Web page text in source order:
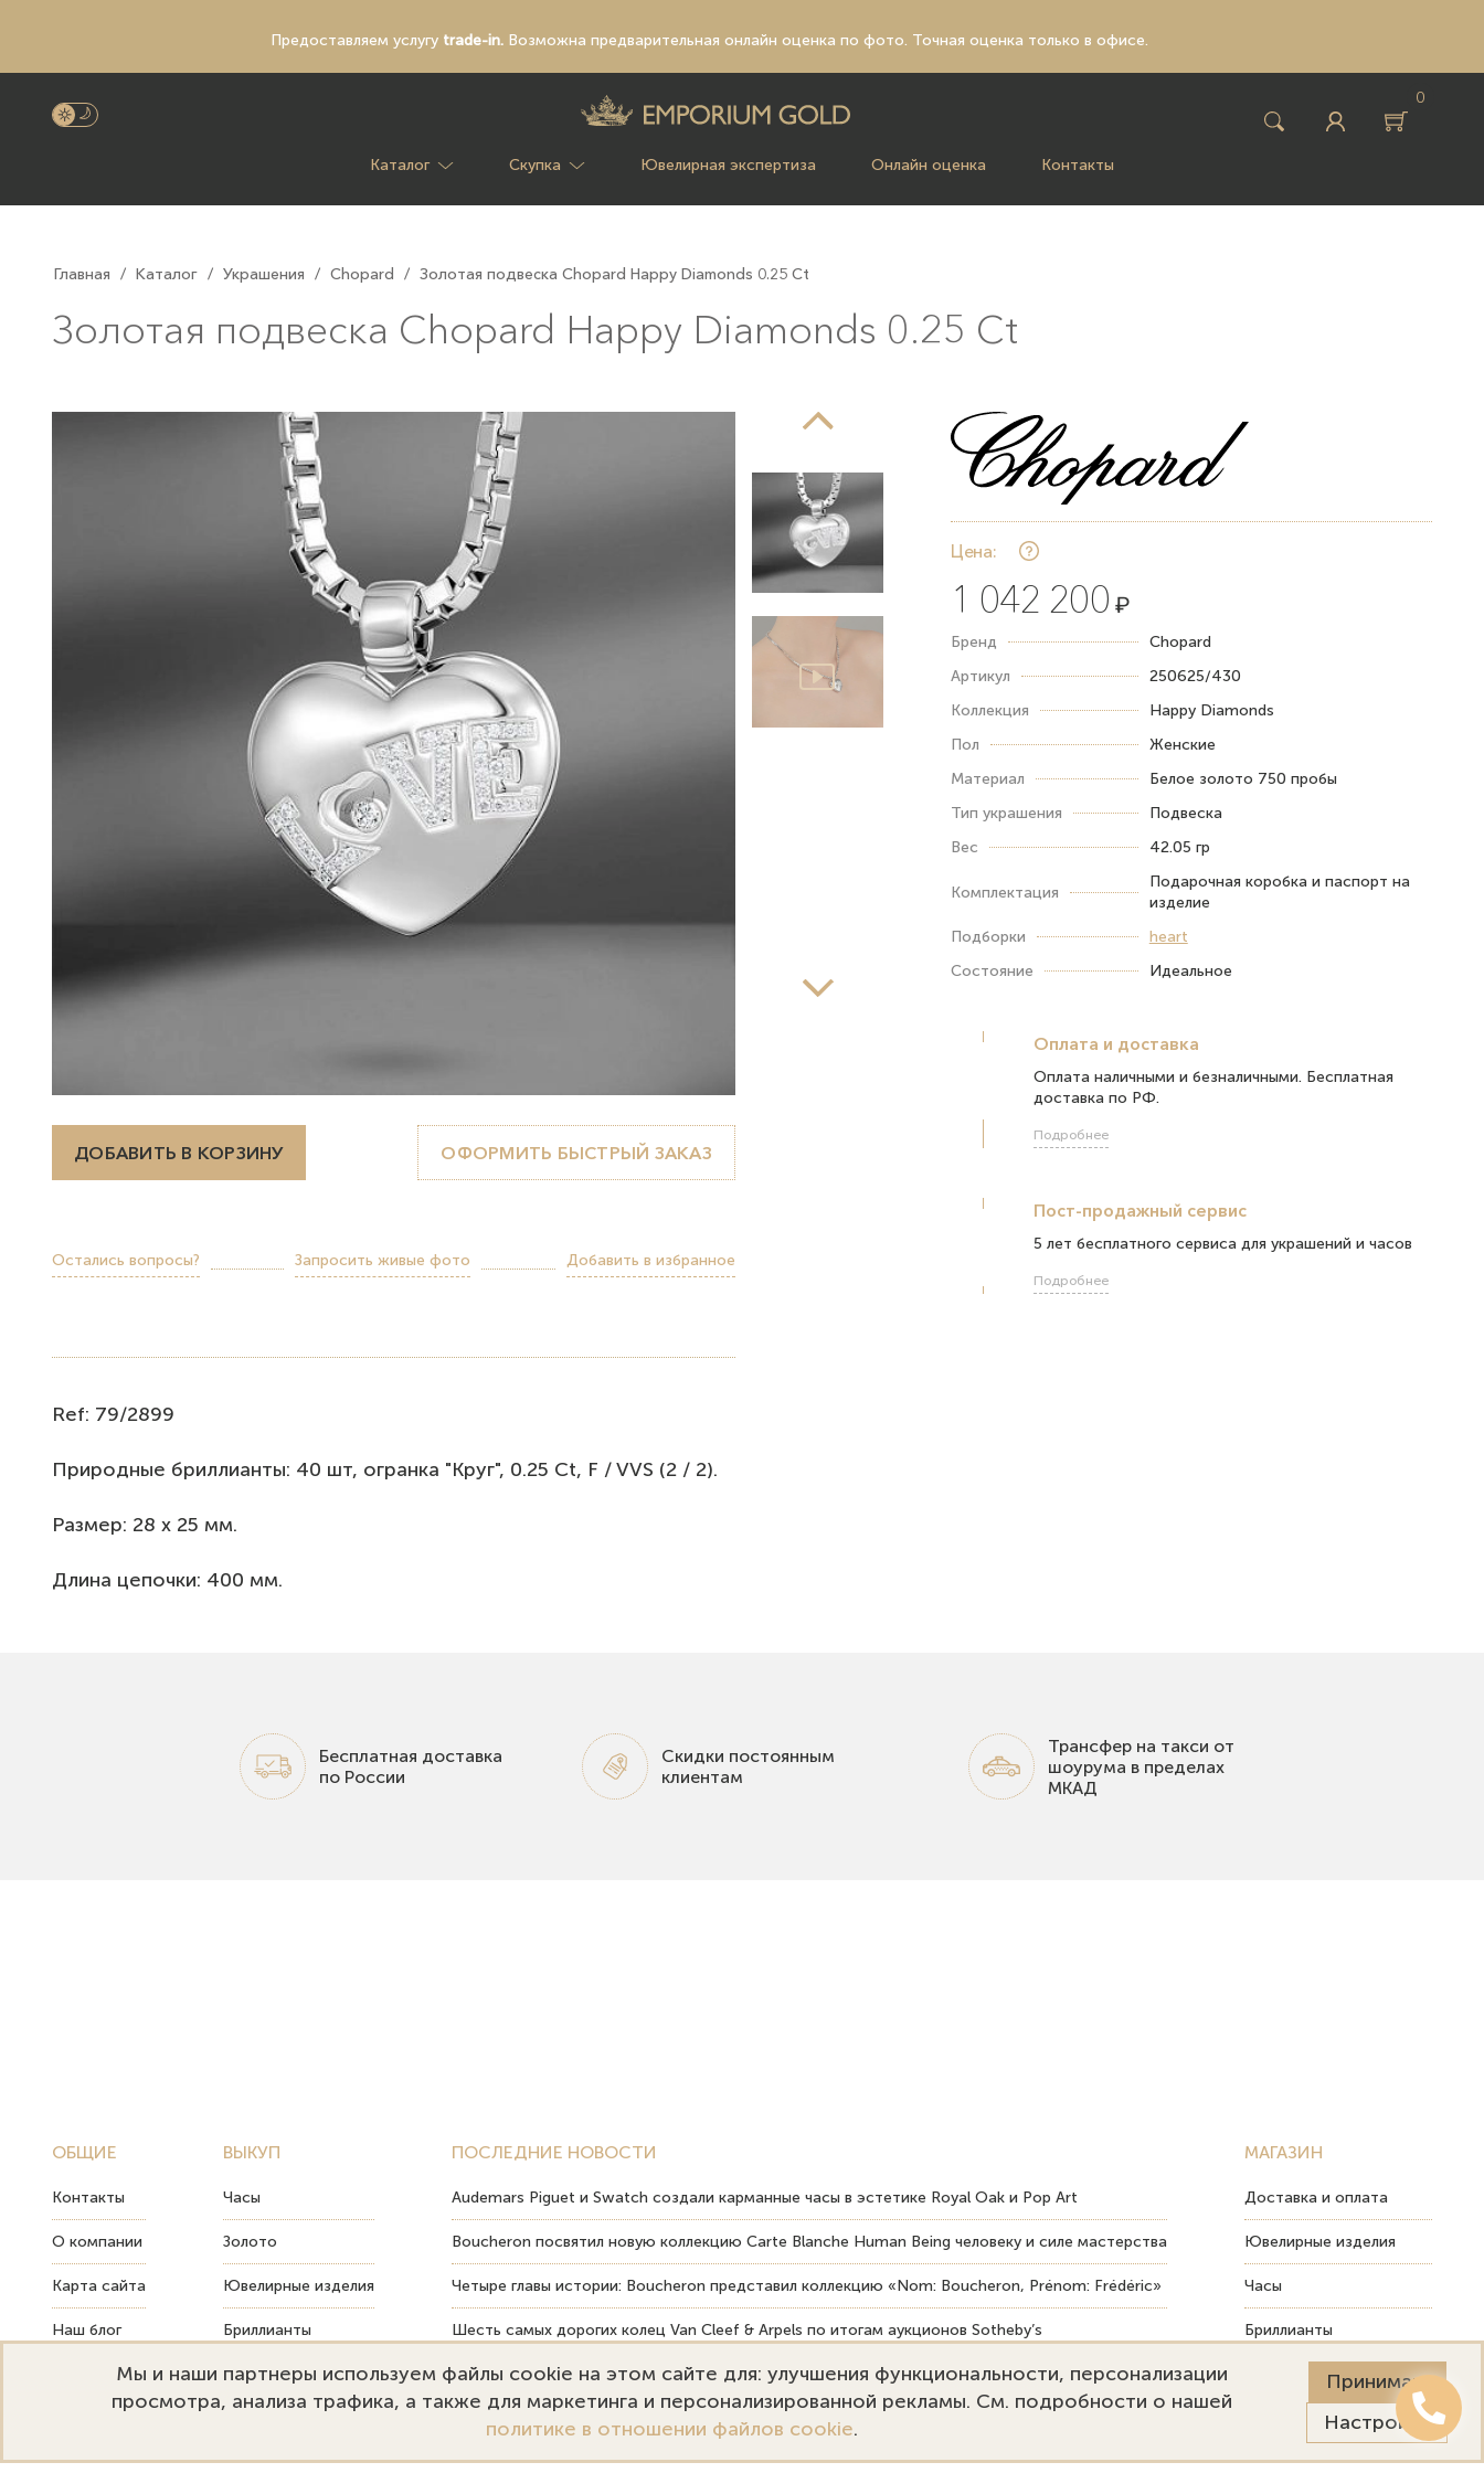
Предоставляем услугу trade-in.Возможна предварительная онлайн оценка по фото. Точная оценка только в офисе.
0
Каталог Скупка Ювелирная экспертиза Онлайн оценка Контакты
Главная / Каталог / Украшения / Chopard / Золотая подвеска Chopard Happy Diamonds 0.25 Ct
Золотая подвеска Chopard Happy Diamonds 0.25 Ct
ДОБАВИТЬ В КОРЗИНУ ОФОРМИТЬ БЫСТРЫЙ ЗАКАЗ
Остались вопросы? Запросить живые фото Добавить в избранное
Ref: 79/2899
Природные бриллианты: 40 шт, огранка "Круг", 0.25 Ct, F / VVS (2 / 2).
Размер: 28 x 25 мм.
Длина цепочки: 400 мм.
Цена:
1 042 200 ₽
Бренд
Chopard
Артикул
250625/430
Коллекция
Happy Diamonds
Пол
Женские
Материал
Белое золото 750 пробы
Тип украшения
Подвеска
Вес
42.05 гр
Комплектация
Подарочная коробка и паспорт на
изделие
Подборки
heart
Состояние
Идеальное
Оплата и доставка
Оплата наличными и безналичными. Бесплатная
доставка по РФ.
Подробнее
Пост-продажный сервис
5 лет бесплатного сервиса для украшений и часов
Подробнее
Бесплатная доставка
по России
Скидки постоянным
клиентам
Трансфер на такси от
шоурума в пределах
МКАД
ОБЩИЕ
Контакты
О компании
Карта сайта
Наш блог
ВЫКУП
Часы
Золото
Ювелирные изделия
Бриллианты
Монеты
ПОСЛЕДНИЕ НОВОСТИ
Audemars Piguet и Swatch создали карманные часы в эстетике Royal Oak и Pop Art
Boucheron посвятил новую коллекцию Carte Blanche Human Being человеку и силе мастерства
Четыре главы истории: Boucheron представил коллекцию «Nom: Boucheron, Prénom: Frédéric»
Шесть самых дорогих колец Van Cleef & Arpels по итогам аукционов Sotheby’s
Как твердость драгоценных камней влияет на долговечность ювелирных изделий
МАГАЗИН
Доставка и оплата
Ювелирные изделия
Часы
Бриллианты
Пост-продажный сервис
Мы и наши партнеры используем файлы cookie на этом сайте для: улучшения функциональности, персонализации
просмотра, анализа трафика, а также для маркетинга и персонализированной рекламы. См. подробности о нашей
политике в отношении файлов cookie.
Принимаю
Настройки